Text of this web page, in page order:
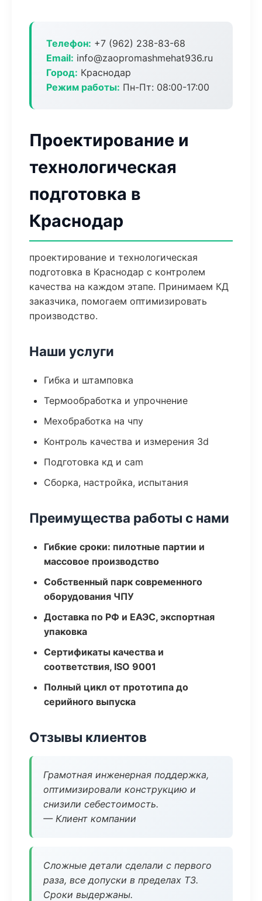
Телефон: +7 (962) 238-83-68
Email: info@zaopromashmehat936.ru
Город: Краснодар
Режим работы: Пн-Пт: 08:00-17:00
Проектирование и
технологическая
подготовка в
Краснодар
проектирование и технологическая
подготовка в Краснодар с контролем
качества на каждом этапе. Принимаем КД
заказчика, помогаем оптимизировать
производство.
Наши услуги
Гибка и штамповка
Термообработка и упрочнение
Мехобработка на чпу
Контроль качества и измерения 3d
Подготовка кд и cam
Сборка, настройка, испытания
Преимущества работы с нами
Гибкие сроки: пилотные партии и
массовое производство
Собственный парк современного
оборудования ЧПУ
Доставка по РФ и ЕАЭС, экспортная
упаковка
Сертификаты качества и
соответствия, ISO 9001
Полный цикл от прототипа до
серийного выпуска
Отзывы клиентов
Грамотная инженерная поддержка,
оптимизировали конструкцию и
снизили себестоимость.
— Клиент компании
Сложные детали сделали с первого
раза, все допуски в пределах ТЗ.
Сроки выдержаны.